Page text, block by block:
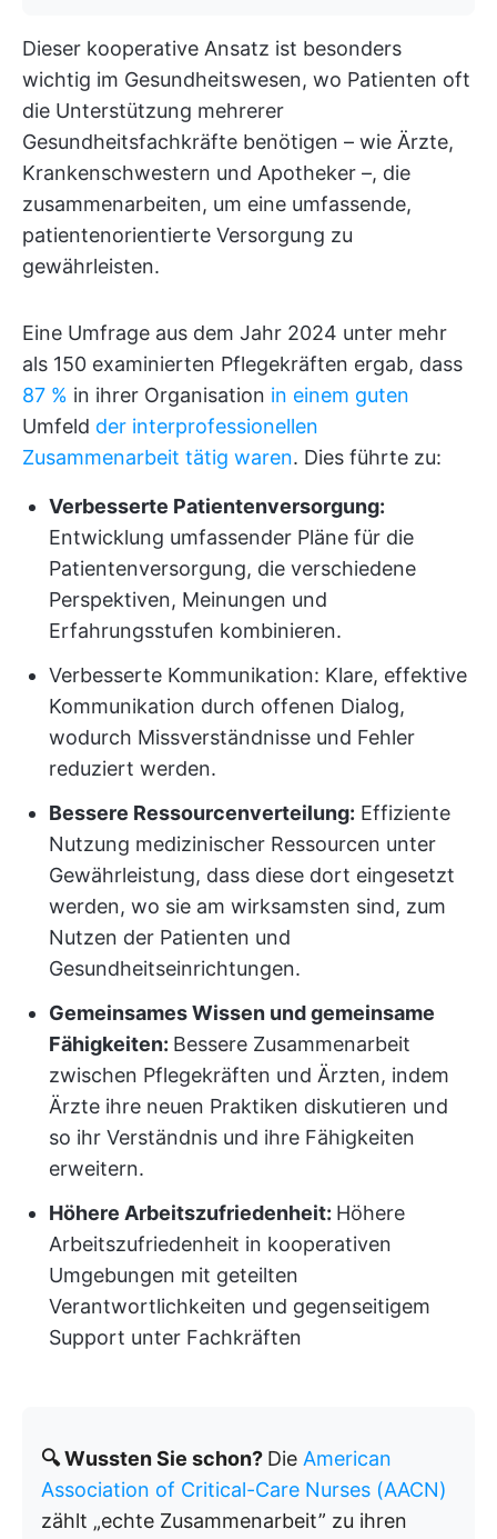
Dieser kooperative Ansatz ist besonders
wichtig im Gesundheitswesen, wo Patienten oft
die Unterstützung mehrerer
Gesundheitsfachkräfte benötigen – wie Ärzte,
Krankenschwestern und Apotheker –, die
zusammenarbeiten, um eine umfassende,
patientenorientierte Versorgung zu
gewährleisten.
Eine Umfrage aus dem Jahr 2024 unter mehr
als 150 examinierten Pflegekräften ergab, dass
87 % in ihrer Organisation in einem guten
Umfeld der interprofessionellen
Zusammenarbeit tätig waren. Dies führte zu:
Verbesserte Patientenversorgung:
Entwicklung umfassender Pläne für die
Patientenversorgung, die verschiedene
Perspektiven, Meinungen und
Erfahrungsstufen kombinieren.
Verbesserte Kommunikation: Klare, effektive
Kommunikation durch offenen Dialog,
wodurch Missverständnisse und Fehler
reduziert werden.
Bessere Ressourcenverteilung: Effiziente
Nutzung medizinischer Ressourcen unter
Gewährleistung, dass diese dort eingesetzt
werden, wo sie am wirksamsten sind, zum
Nutzen der Patienten und
Gesundheitseinrichtungen.
Gemeinsames Wissen und gemeinsame
Fähigkeiten: Bessere Zusammenarbeit
zwischen Pflegekräften und Ärzten, indem
Ärzte ihre neuen Praktiken diskutieren und
so ihr Verständnis und ihre Fähigkeiten
erweitern.
Höhere Arbeitszufriedenheit: Höhere
Arbeitszufriedenheit in kooperativen
Umgebungen mit geteilten
Verantwortlichkeiten und gegenseitigem
Support unter Fachkräften
🔍 Wussten Sie schon? Die American
Association of Critical-Care Nurses (AACN)
zählt „echte Zusammenarbeit” zu ihren